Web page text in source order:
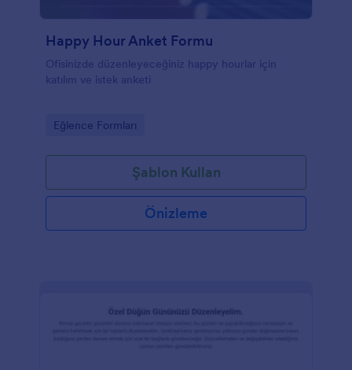
Happy Hour Anket Formu
Ofisinizde düzenleyeceğiniz happy hourlar için
katılım ve istek anketi
Go to Category:
Eğlence Formları
Şablon Kullan
Önizleme